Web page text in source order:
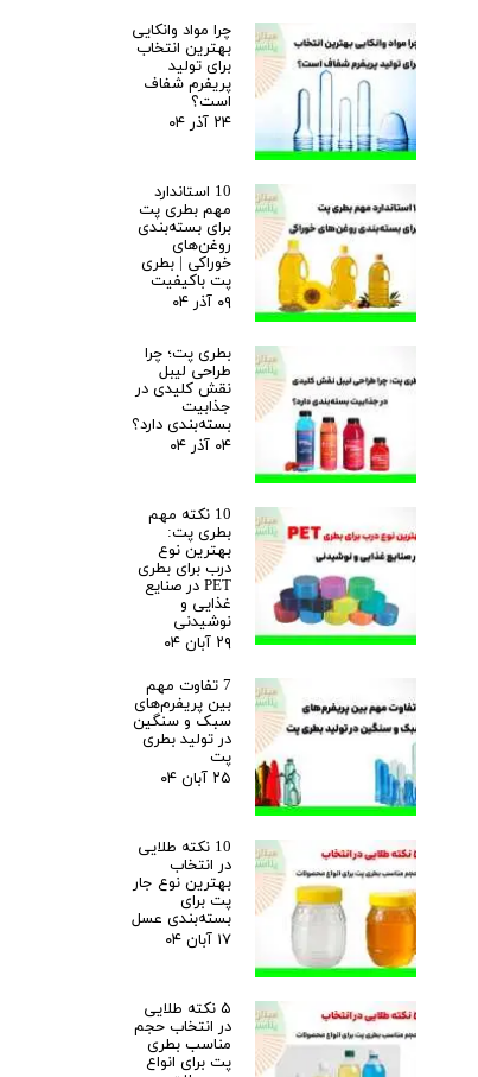
چرا مواد وانکایی
بهترین انتخاب
برای تولید
پریفرم شفاف
است؟
۲۴ آذر ۰۴
10 استاندارد
مهم بطری پت
برای بسته‌بندی
روغن‌های
خوراکی | بطری
پت باکیفیت
۰۹ آذر ۰۴
بطری پت؛ چرا
طراحی لیبل
نقش کلیدی در
جذابیت
بسته‌بندی دارد؟
۰۴ آذر ۰۴
10 نکته مهم
بطری پت:
بهترین نوع
درب برای بطری
PET در صنایع
غذایی و
نوشیدنی
۲۹ آبان ۰۴
7 تفاوت مهم
بین پریفرم‌های
سبک و سنگین
در تولید بطری
پت
۲۵ آبان ۰۴
10 نکته طلایی
در انتخاب
بهترین نوع جار
پت برای
بسته‌بندی عسل
۱۷ آبان ۰۴
۵ نکته طلایی
در انتخاب حجم
مناسب بطری
پت برای انواع